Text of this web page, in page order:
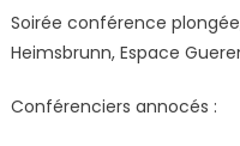
Soirée conférence
Heimsbrunn, Espace
Conférenciers annocés :